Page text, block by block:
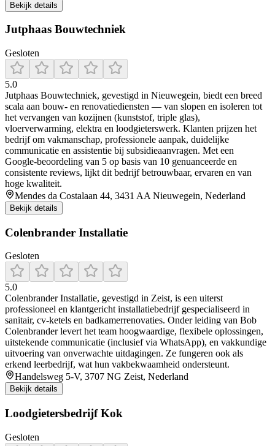
Bekijk details
Jutphaas Bouwtechniek
Gesloten
5.0
Jutphaas Bouwtechniek, gevestigd in Nieuwegein, biedt een breed
scala aan bouw- en renovatiediensten — van slopen en isoleren tot
het vervangen van kozijnen (kunststof, triple glas),
vloerverwarming, elektra en loodgieterswerk. Klanten prijzen het
bedrijf om vakmanschap, professionele aanpak, duidelijke
communicatie en assistentie bij subsidieaanvragen. Met een
Google‑beoordeling van 5 op basis van 10 genuanceerde en
consistente reviews, lijkt dit bedrijf betrouwbaar, ervaren en van
hoge kwaliteit.
Mendes da Costalaan 44, 3431 AA Nieuwegein, Nederland
Bekijk details
Colenbrander Installatie
Gesloten
5.0
Colenbrander Installatie, gevestigd in Zeist, is een uiterst
professioneel en klantgericht installatiebedrijf gespecialiseerd in
sanitair, cv-ketels en badkamerrenovaties. Onder leiding van Bob
Colenbrander levert het team hoogwaardige, flexibele oplossingen,
uitstekende communicatie (inclusief via WhatsApp), en vakkundige
uitvoering van onverwachte uitdagingen. Ze fungeren ook als
erkend leerbedrijf, wat hun vakbekwaamheid ondersteunt.
Handelsweg 5-V, 3707 NG Zeist, Nederland
Bekijk details
Loodgietersbedrijf Kok
Gesloten